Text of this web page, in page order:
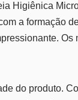
Higiênica
a formação
do produto.